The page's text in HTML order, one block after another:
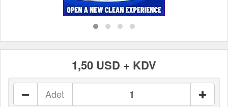
1,50 USD + KDV
Adet